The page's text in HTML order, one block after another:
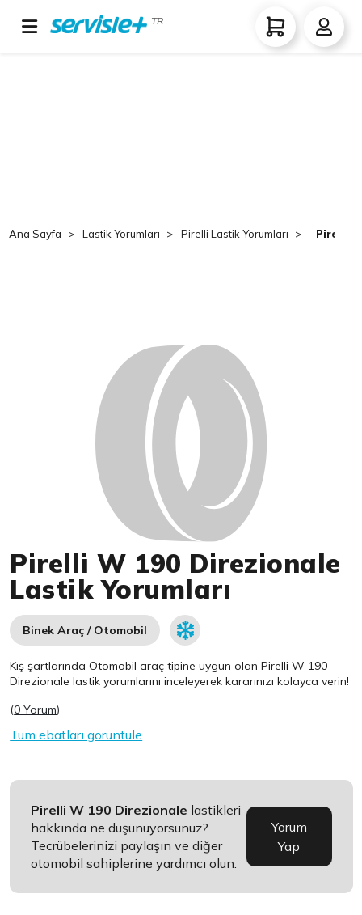
TR
Ana Sayfa Lastik Yorumları Pirelli Lastik Yorumları Pirelli
Pirelli W 190 Direzionale
Lastik Yorumları
Binek Araç / Otomobil
Kış şartlarında Otomobil araç tipine uygun olanPirelli W 190
Direzionale lastik yorumlarını inceleyerek kararınızı kolayca verin!
(0 Yorum)
Tüm ebatları görüntüle
Pirelli W 190 Direzionale lastikleri
hakkında ne düşünüyorsunuz?
Tecrübelerinizi paylaşın ve diğer
otomobil sahiplerine yardımcı olun.
Yorum
Yap